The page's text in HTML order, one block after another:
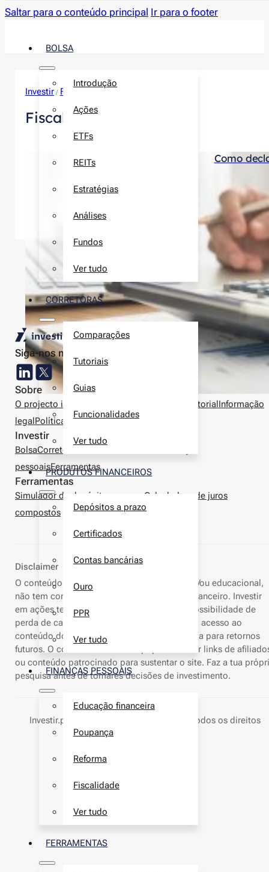
Saltar para o conteúdo principal Ir para o footer
BOLSA
Introdução
Ações
ETFs
REITs
Estratégias
Análises
Fundos
Ver tudo
CORRETORAS
Comparações
Tutoriais
Guias
Funcionalidades
Ver tudo
PRODUTOS FINANCEIROS
Depósitos a prazo
Certificados
Contas bancárias
Ouro
PPR
Ver tudo
FINANÇAS PESSOAIS
Educação financeira
Poupança
Reforma
Fiscalidade
Ver tudo
FERRAMENTAS
Investir / Finanças pessoais
Fiscalidade
Como
Siga-nos nas redes sociais
Sobre
O projecto investir.pt Metodologia editorialInformação
legalPolítica de privacidadeContactos
Investir
BolsaCorretoras
pessoaisFerramentas
Ferramentas
Simulador de depósitos a prazo Calculadora de juros
compostos
Disclaimer
O conteúdo deste site é apenas informativo e/ou educacional,
não tem como objetivo o aconselhamento financeiro. Investir
em ações tem elevados riscos, incluindo a possibilidade de
perda de capital. Resultados passados nem o acesso ao
conteúdo do nosso site deve servir de garantia para retornos
futuros. O conteúdo do Investir.pt pode conter links de
ou conteúdo patrocinado para sustentar o site. Faz a tua
pesquisa antes de tomares decisões de investimento.
Investir.pt ® marca nacional
- Todos os direitos
reservados © 2026